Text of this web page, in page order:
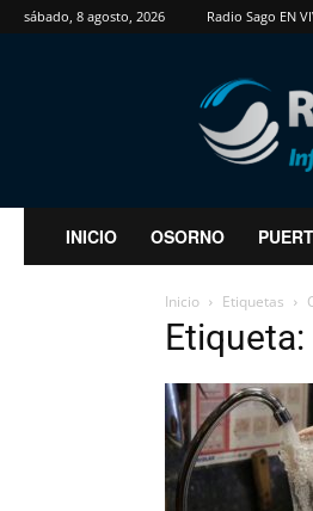
sábado, 8 agosto, 2026 Radio Sago EN
RadioSago
INICIO OSORNO
Inicio Etiquetas